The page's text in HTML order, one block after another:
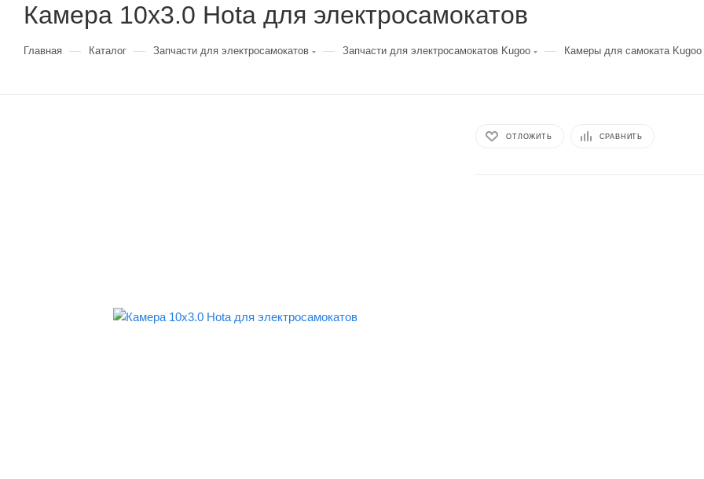
Камера 10x3.0 Hota для электросамокатов
Главная — Каталог — Запчасти для электросамокатов — Запчасти для электросамокатов Kugoo — Камеры для самоката Kugoo
ОТЛОЖИТЬ СРАВНИТЬ